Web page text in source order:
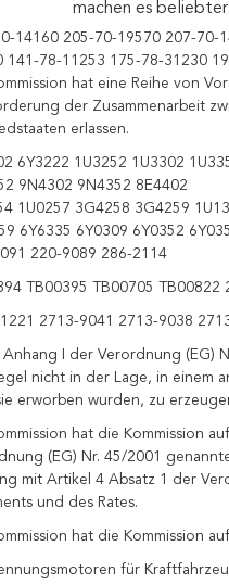
machen es beliebter.
14160 205-70-19570 207-70-
141-78-11253 175-78-31230
hat eine Reihe von
der Zusammenarbeit
erlassen.
6Y3222 1U3252 1U3302
9N4302 9N4352 8E4402
1U0257 3G4258 3G4259
6Y6335 6Y0309 6Y0352
220-9089 286-2114
TB00395 TB00705 TB00822
2713-9041 2713-9038
Anhang I der Verordnung (EG)
nicht in der Lage, in einem
erworben wurden, zu
hat die Kommission
(EG) Nr. 45/2001
mit Artikel 4 Absatz 1 der
und des Rates.
hat die Kommission
für